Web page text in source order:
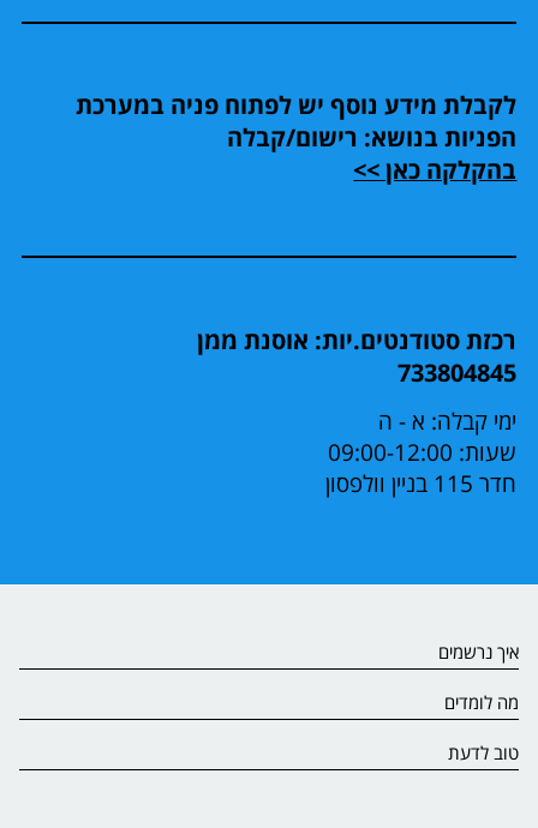
לקבלת מידע נוסף יש לפתוח פניה במערכת
הפניות בנושא: רישום/קבלה
בהקלקה כאן >>
רכזת סטודנטים.יות: אוסנת ממן
733804845
ימי קבלה: א - ה
שעות: 09:00-12:00
חדר 115 בניין וולפסון
איך נרשמים
מה לומדים
טוב לדעת